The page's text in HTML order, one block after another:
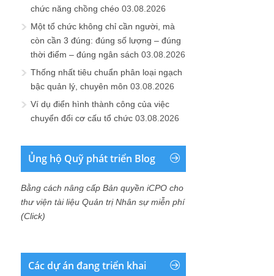
chức năng chồng chéo 03.08.2026
Một tổ chức không chỉ cần người, mà
còn cần 3 đúng: đúng số lượng – đúng
thời điểm – đúng ngân sách 03.08.2026
Thống nhất tiêu chuẩn phân loại ngạch
bậc quản lý, chuyên môn 03.08.2026
Ví dụ điển hình thành công của việc
chuyển đổi cơ cấu tổ chức 03.08.2026
Ủng hộ Quỹ phát triển Blog
Bằng cách nâng cấp Bản quyền iCPO cho
thư viện tài liệu Quản trị Nhân sự miễn phí
(Click)
Các dự án đang triển khai